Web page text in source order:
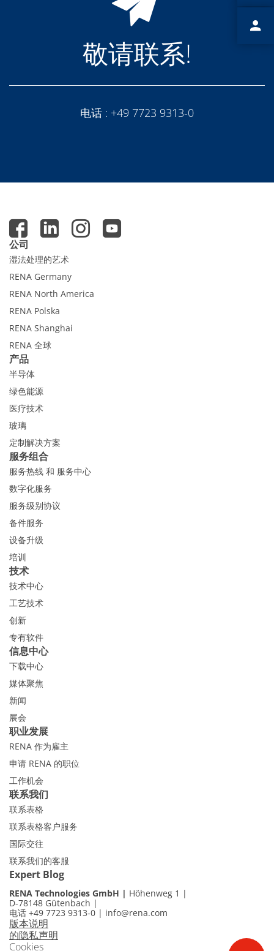
敬请联系!
电话 : +49 7723 9313-0
公司
湿法处理的艺术
RENA Germany
RENA North America
RENA Polska
RENA Shanghai
RENA 全球
产品
半导体
绿色能源
医疗技术
玻璃
定制解决方案
服务组合
服务热线 和 服务中心
数字化服务
服务级别协议
备件服务
设备升级
培训
技术
技术中心
工艺技术
创新
专有软件
信息中心
下载中心
媒体聚焦
新闻
展会
职业发展
RENA 作为雇主
申请 RENA 的职位
工作机会
联系我们
联系表格
联系表格客户服务
国际交往
联系我们的客服
Expert Blog
RENA Technologies GmbH
Höhenweg 1
D-78148 Gütenbach
电话 +49 7723 9313-0 | info@rena.com
版本说明
的隐私声明
Cookies